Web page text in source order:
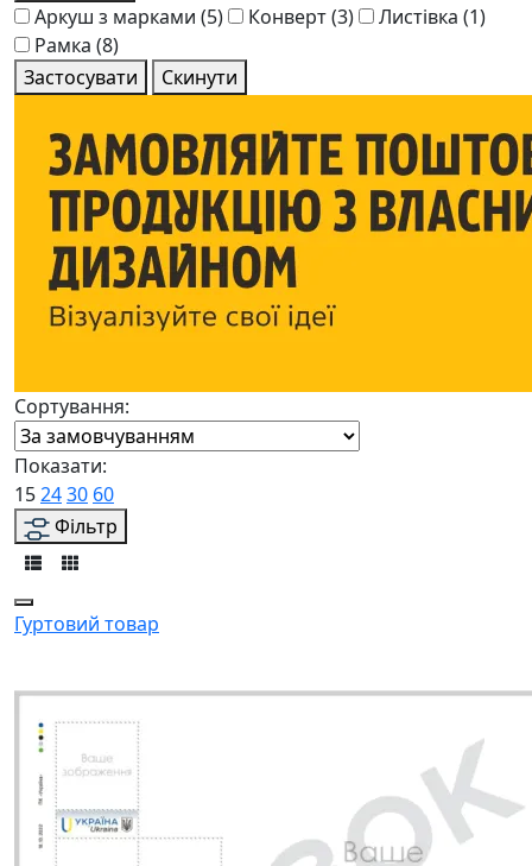
Аркуш з марками (5) Конверт(3) Листівка (1)
Рамка (8)
Застосувати
Скинути
Сортування:
Показати:
152430 60
Фільтр
Гуртовий товар